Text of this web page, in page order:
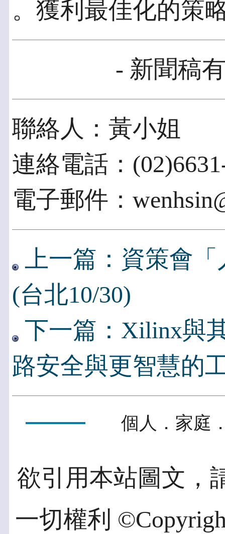
。獲利最佳化的策
- 新聞稿
聯絡人：黃小姐
連絡電話：
電子郵件：
上一篇：資策會
(台北10/30)
下一篇：Xilinx與
路安全與更智慧的
個人．家庭
欲引用本站圖文，
一切權利